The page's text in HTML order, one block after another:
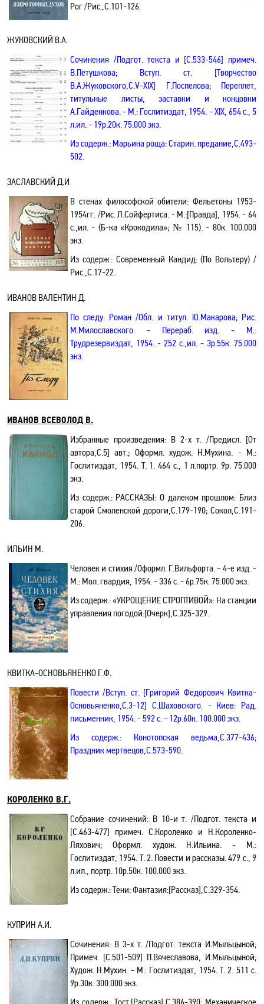
Рог /Рис.,С.101-126.
ЖУКОВСКИЙ В.А.
Сочинения /Подгот. текста и [С.533-546] примеч.
В.Петушкова; Вступ. ст. [Творчество
В.А.Жуковского,С.V-XIX] Г.Поспелова; Переплет,
титульные листы, заставки и концовки
А.Гайденкова. - М.: Гослитиздат, 1954. -XIX, 654с., 5
л.ил. - 19р.20к. 75.000 экз.
Из содерж.: Марьина роща: Старин. предание,С.493-
502.
ЗАСЛАВСКИЙ Д.И
В стенах философской обители: Фельетоны 1953-
1954гг. /Рис. Л.Сойфертиса. - М.:[Правда], 1954. - 64
с.,ил. - (Б-ка «Крокодила»; № 115). - 80к. 100.000
экз.
Из содерж.: Современный Кандид: (По Вольтеру) /
Рис.,С.17-22.
ИВАНОВ ВАЛЕНТИН Д.
По следу: Роман /Обл. и титул. Ю.Макарова; Рис.
М.Милославского. - Перераб. изд. - М.:
Трудрезервиздат, 1954. - 252 с.,ил. - 3р.55к. 75.000
экз.
ИВАНОВ ВСЕВОЛОД В.
Избранные произведения: В 2-х т. /Предисл. [От
автора,С.5] авт.; Оформл. худож. Н.Мухина. - М.:
Гослитиздат, 1954. Т. 1. 464 с., 1 л.портр. 9р. 75.000
экз.
Из содерж.:РАССКАЗЫ: О далеком прошлом: Близ
старой Смоленской дороги,С.179-190; Сокол,С.191-
206.
ИЛЬИН М.
Человек и стихия /Оформл. Г.Вильфорта. - 4-е изд. -
М.: Мол.гвардия, 1954. - 336 с. - 6р.75к. 75.000 экз.
Из содерж.:«УКРОЩЕНИЕСТРОПТИВОЙ»: На станции
управления погодой:[Очерк],С.325-329.
КВИТКА-ОСНОВЬЯНЕНКО Г.Ф.
Повести /Вступ. ст. [Григорий Федорович Квитка-
Основьяненко,С.3-12] С.Шаховского. - Киев: Рад.
письменник, 1954. - 592 с. - 12р.60к. 100.000 экз.
Из содерж.:
Конотопская ведьма,С.377-436;
Праздник мертвецов,С.573-590.
КОРОЛЕНКО В.Г.
Собрание сочинений: В 10-и т. /Подгот. текста и
[С.463-477] примеч. С.Короленко и Н.Короленко-
Ляхович; Оформл. худож. Н.Ильина. - М.:
Гослитиздат, 1954. Т. 2. Повести и рассказы. 479 с., 9
л.ил., портр. 10р.50к. 100.000 экз.
Из содерж.: Тени: Фантазия:[Рассказ],С.329-354.
КУПРИН А.И.
Сочинения: В 3-х т./Подгот. текста И.Мыльцыной;
Примеч. [С.501-509] П.Вячеславова, И.Мыльцыной;
Худож. Н.Мухин. - М.: Гослитиздат, 1954. Т. 2. 511 с.
9р.30к. 300.000 экз.